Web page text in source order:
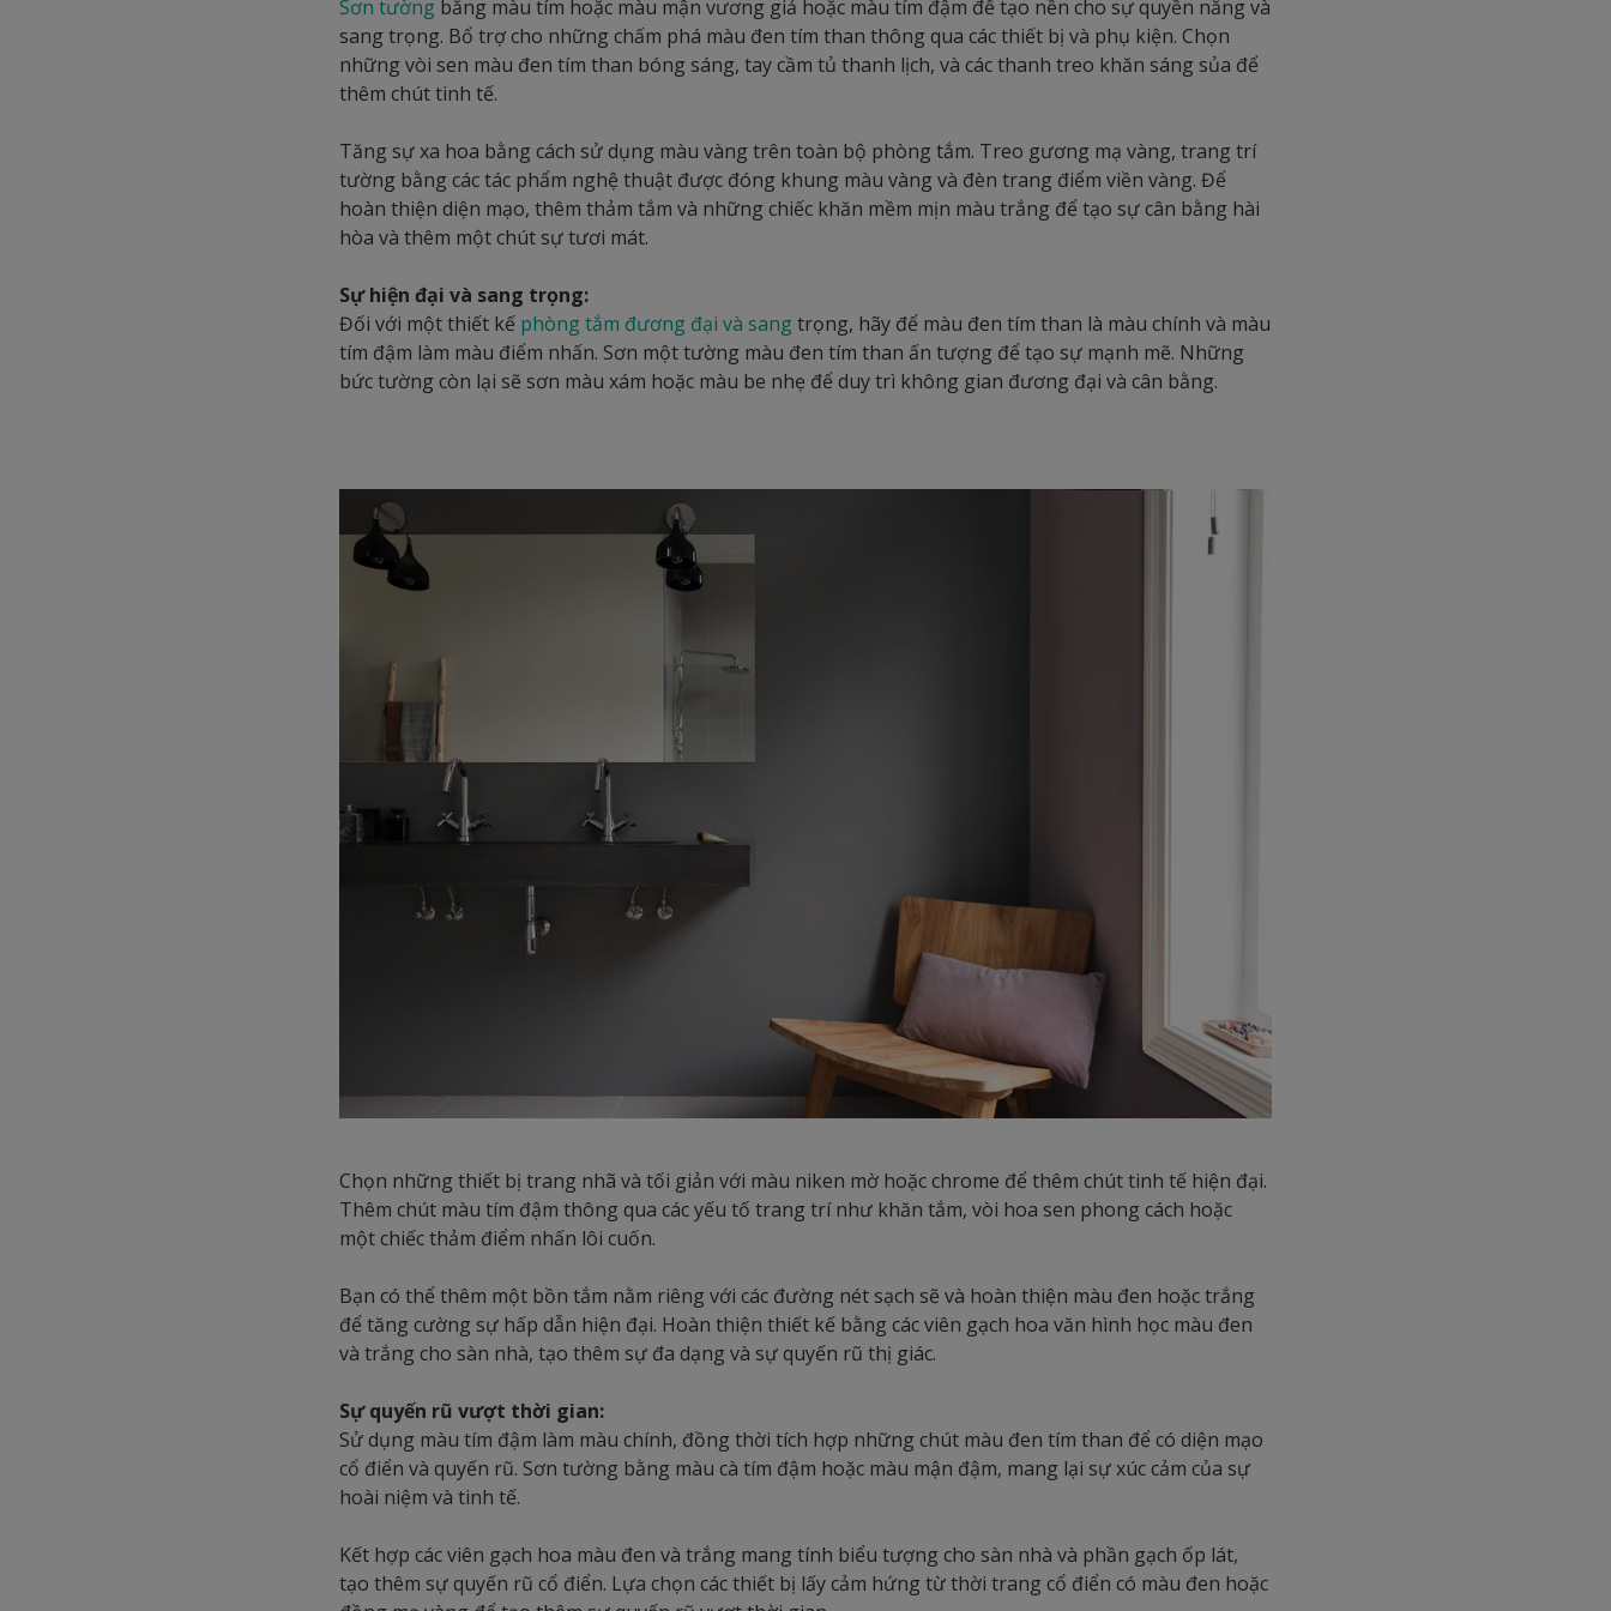
Sơn tường bằng màu tím hoặc màu mận vương giả hoặc màu tím đậm để tạo nền cho sự quyền năng và
sang trọng. Bổ trợ cho những chấm phá màu đen tím than thông qua các thiết bị và phụ kiện. Chọn
những vòi sen màu đen tím than bóng sáng, tay cầm tủ thanh lịch, và các thanh treo khăn sáng sủa để
thêm chút tinh tế.
Tăng sự xa hoa bằng cách sử dụng màu vàng trên toàn bộ phòng tắm. Treo gương mạ vàng, trang trí
tường bằng các tác phẩm nghệ thuật được đóng khung màu vàng và đèn trang điểm viền vàng. Để
hoàn thiện diện mạo, thêm thảm tắm và những chiếc khăn mềm mịn màu trắng để tạo sự cân bằng hài
hòa và thêm một chút sự tươi mát.
Sự hiện đại và sang trọng:
Đối với một thiết kế phòng tắm đương đại và sangtrọng, hãy để màu đen tím than là màu chính và màu
tím đậm làm màu điểm nhấn. Sơn một tường màu đen tím than ấn tượng để tạo sự mạnh mẽ. Những
bức tường còn lại sẽ sơn màu xám hoặc màu be nhẹ để duy trì không gian đương đại và cân bằng.
Chọn những thiết bị trang nhã và tối giản với màu niken mờ hoặc chrome để thêm chút tinh tế hiện đại.
Thêm chút màu tím đậm thông qua các yếu tố trang trí như khăn tắm, vòi hoa sen phong cách hoặc
một chiếc thảm điểm nhấn lôi cuốn.
Bạn có thể thêm một bồn tắm nằm riêng với các đường nét sạch sẽ và hoàn thiện màu đen hoặc trắng
để tăng cường sự hấp dẫn hiện đại. Hoàn thiện thiết kế bằng các viên gạch hoa văn hình học màu đen
và trắng cho sàn nhà, tạo thêm sự đa dạng và sự quyến rũ thị giác.
Sự quyến rũ vượt thời gian:
Sử dụng màu tím đậm làm màu chính, đồng thời tích hợp những chút màu đen tím than để có diện mạo
cổ điển và quyến rũ. Sơn tường bằng màu cà tím đậm hoặc màu mận đậm, mang lại sự xúc cảm của sự
hoài niệm và tinh tế.
Kết hợp các viên gạch hoa màu đen và trắng mang tính biểu tượng cho sàn nhà và phần gạch ốp lát,
tạo thêm sự quyến rũ cổ điển. Lựa chọn các thiết bị lấy cảm hứng từ thời trang cổ điển có màu đen hoặc